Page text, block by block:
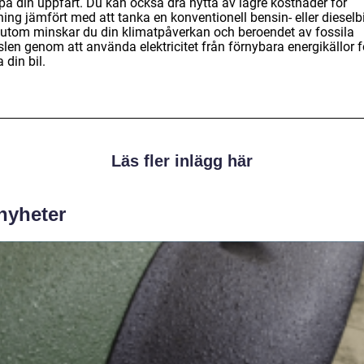
din uppfart. Du kan också dra nytta av lägre kostnader för
jämfört med att tanka en konventionell bensin- eller
minskar du din klimatpåverkan och beroendet av fossila
genom att använda elektricitet från förnybara energikällor
din bil.
Läs fler inlägg här